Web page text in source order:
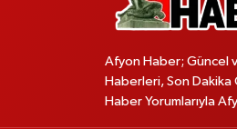
Afyon Haber; Güncel
Haberleri, Son Dakika
Haber Yorumlarıyla